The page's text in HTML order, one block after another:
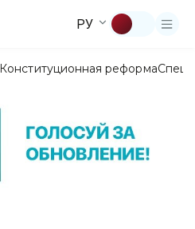
РУ
Конституционная реформа